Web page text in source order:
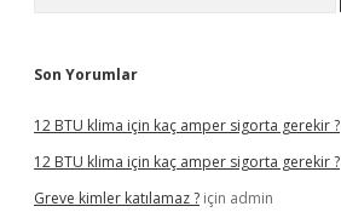
Son Yorumlar
12 BTU klima için kaç amper sigorta gerekir ?
12 BTU klima için kaç amper sigorta gerekir ?
Greve kimler katılamaz ? için admin